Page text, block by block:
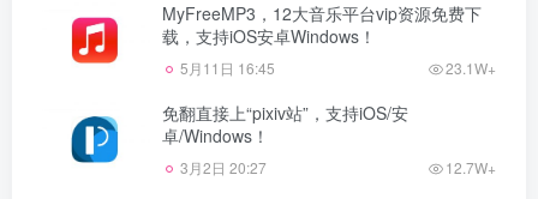
MyFreeMP3，12大音乐平台vip资源免费下
载，支持iOS安卓Windows！
5月11日 16:45 23.1W+
免翻直接上“pixiv站”，支持iOS/安
卓/Windows！
3月2日 20:27 12.7W+